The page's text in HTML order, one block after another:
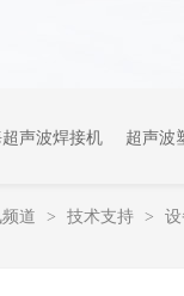
声波焊接机 超声波
道 > 技术支持 >